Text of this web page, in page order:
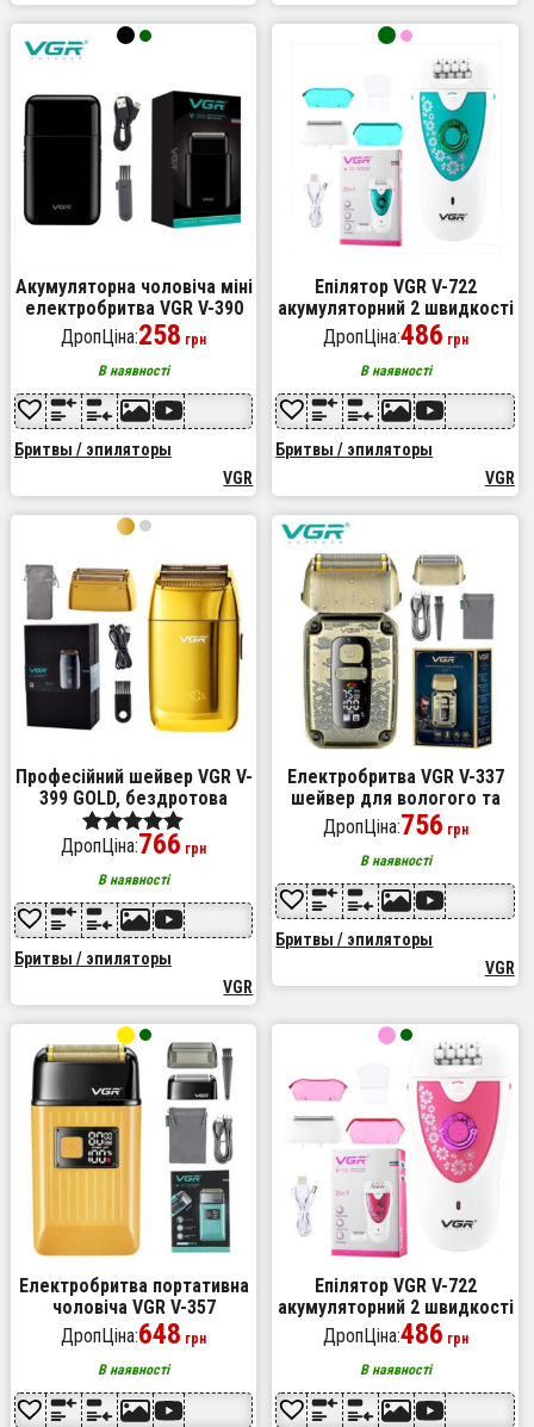
Акумуляторна чоловіча міні
електробритва VGR V-390
для гоління бороди та вусів
шейвер Black
ДропЦіна:258 грн
В наявності
Бритвы / эпиляторы
VGR
Епілятор VGR V-722
акумуляторний 2 швидкості
32 пінцети з насадками,
депілятор для волосся.
Колір: зелений
ДропЦіна:486 грн
В наявності
Бритвы / эпиляторы
VGR
Професійний шейвер VGR V-
399 GOLD, бездротова
електробритва, бритва
триммер для бороди
Оценка
из 5
ДропЦіна:766 грн
В наявності
Бритвы / эпиляторы
VGR
Електробритва VGR V-337
шейвер для вологого та
сухого гоління, бритва для
бороди, тример механічний
ДропЦіна:756 грн
В наявності
Бритвы / эпиляторы
VGR
Електробритва портативна
чоловіча VGR V-357
професійна бритва Шейвер
Yellow
ДропЦіна:648 грн
В наявності
Епілятор VGR V-722
акумуляторний 2 швидкості
32 пінцети з насадками.
Колір: рожевий
ДропЦіна:486 грн
В наявності